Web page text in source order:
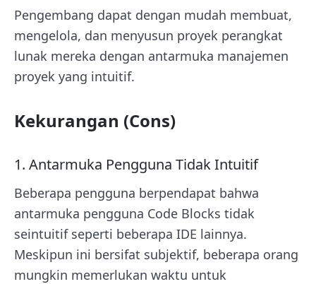
Pengembang dapat dengan mudah membuat,
mengelola, dan menyusun proyek perangkat
lunak mereka dengan antarmuka manajemen
proyek yang intuitif.
Kekurangan (Cons)
1. Antarmuka Pengguna Tidak Intuitif
Beberapa pengguna berpendapat bahwa
antarmuka pengguna Code Blocks tidak
seintuitif seperti beberapa IDE lainnya.
Meskipun ini bersifat subjektif, beberapa orang
mungkin memerlukan waktu untuk